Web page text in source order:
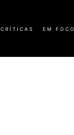
CRÍTICAS EM FOCO